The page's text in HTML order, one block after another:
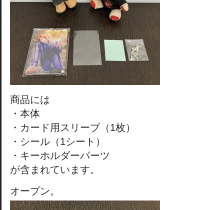
商品には
・本体
・カード用スリーブ（1枚）
・シール（1シート）
・キーホルダーパーツ
が含まれています。
オープン。